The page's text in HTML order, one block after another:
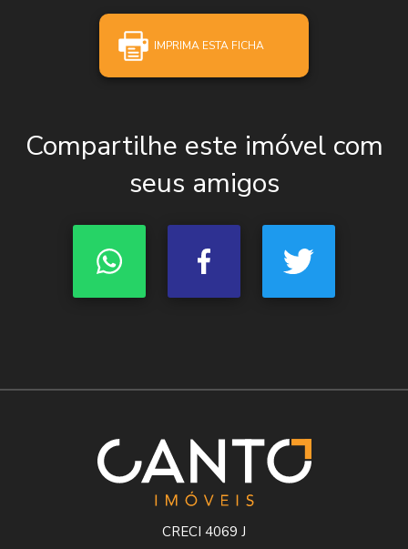
IMPRIMA ESTA FICHA
Compartilhe este imóvel com
seus amigos
CRECI 4069 J